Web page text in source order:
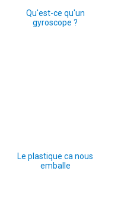
Qu'est-ce qu'un
gyroscope ?
Le plastique ca nous
emballe